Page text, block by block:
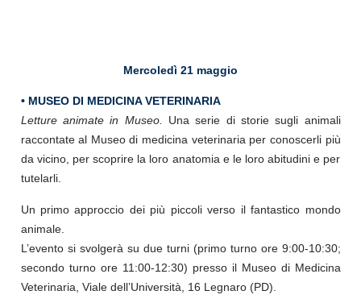
Mercoledì 21 maggio
• MUSEO DI MEDICINA VETERINARIA
Letture animate in Museo. Una serie di storie sugli animali
raccontate al Museo di medicina veterinaria per conoscerli più
da vicino, per scoprire la loro anatomia e le loro abitudini e per
tutelarli.
Un primo approccio dei più piccoli verso il fantastico mondo
animale.
L’evento si svolgerà su due turni (primo turno ore 9:00-10:30;
secondo turno ore 11:00-12:30) presso il Museo di Medicina
Veterinaria, Viale dell’Università, 16 Legnaro (PD).